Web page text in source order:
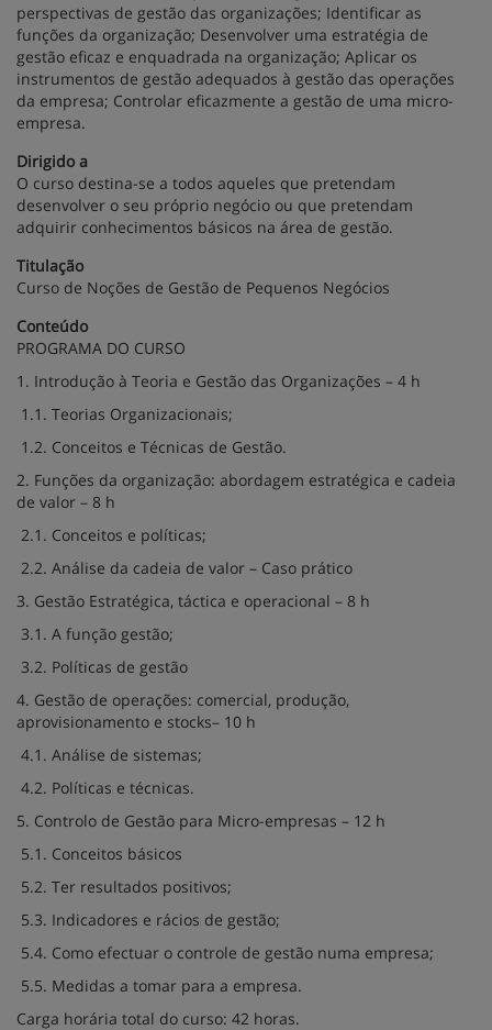
perspectivas de gestão das organizações; Identificar as
funções da organização; Desenvolver uma estratégia de
gestão eficaz e enquadrada na organização; Aplicar os
instrumentos de gestão adequados à gestão das operações
da empresa; Controlar eficazmente a gestão de uma micro-
empresa.
Dirigido a
O curso destina-se a todos aqueles que pretendam
desenvolver o seu próprio negócio ou que pretendam
adquirir conhecimentos básicos na área de gestão.
Titulação
Curso de Noções de Gestão de Pequenos Negócios
Conteúdo
PROGRAMA DO CURSO
1. Introdução à Teoria e Gestão das Organizações – 4 h
1.1. Teorias Organizacionais;
1.2. Conceitos e Técnicas de Gestão.
2. Funções da organização: abordagem estratégica e cadeia
de valor – 8 h
2.1. Conceitos e políticas;
2.2. Análise da cadeia de valor – Caso prático
3. Gestão Estratégica, táctica e operacional – 8 h
3.1. A função gestão;
3.2. Políticas de gestão
4. Gestão de operações: comercial, produção,
aprovisionamento e stocks– 10 h
4.1. Análise de sistemas;
4.2. Políticas e técnicas.
5. Controlo de Gestão para Micro-empresas – 12 h
5.1. Conceitos básicos
5.2. Ter resultados positivos;
5.3. Indicadores e rácios de gestão;
5.4. Como efectuar o controle de gestão numa empresa;
5.5. Medidas a tomar para a empresa.
Carga horária total do curso: 42 horas.